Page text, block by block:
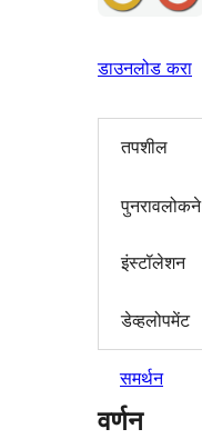
डाउनलोड करा
तपशील
पुनरावलोकने
इंस्टॉलेशन
डेव्हलोपमेंट
समर्थन
वर्णन